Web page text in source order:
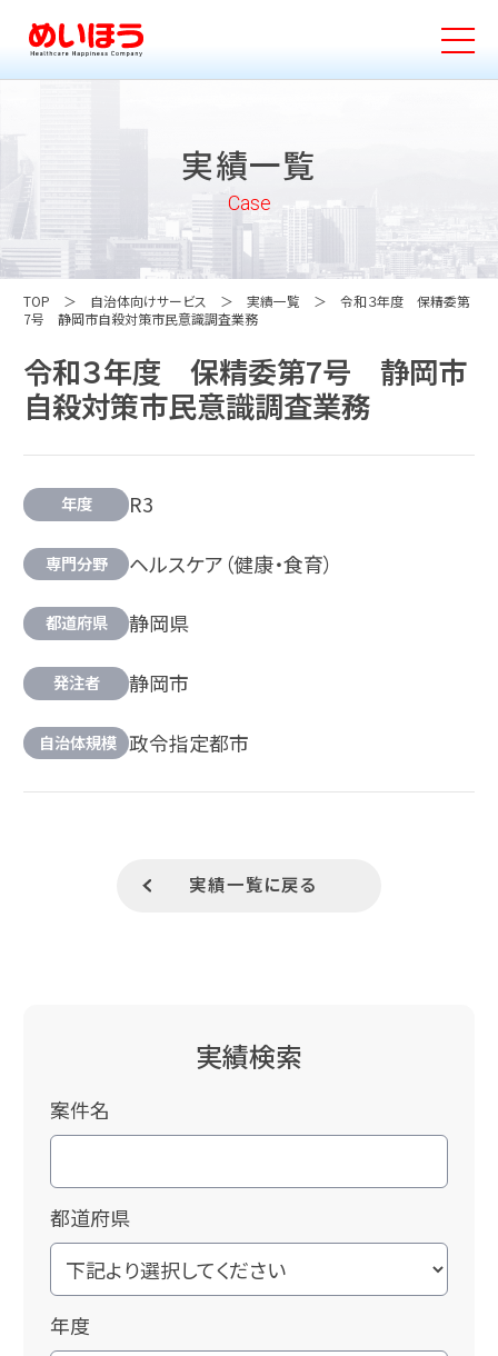
実績一覧
Case
TOP 自治体向けサービス 実績一覧
令和３年度 保精委第
7号 静岡市自殺対策市民意識調査業務
令和３年度 保精委第7号 静岡市
自殺対策市民意識調査業務
年度 R3
専門分野 ヘルスケア（健康・食育）
都道府県 静岡県
発注者 静岡市
自治体規模 政令指定都市
実績一覧に戻る
実績検索
案件名
都道府県
年度